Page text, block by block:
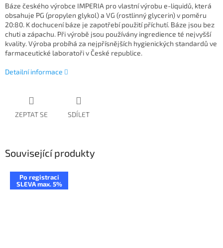
Báze českého výrobce IMPERIA pro vlastní výrobu e-liquidů, která
obsahuje PG (propylen glykol) a VG (rostlinný glycerin) v poměru
20:80. K dochucení báze je zapotřebí použití příchutí. Báze jsou bez
chuti a zápachu. Při výrobě jsou používány ingredience té nejvyšší
kvality. Výroba probíhá za nejpřísnějších hygienických standardů ve
farmaceutické laboratoři v České republice.
Detailní informace
ZEPTAT SE SDÍLET
Související produkty
Po registraci
SLEVA max. 5%